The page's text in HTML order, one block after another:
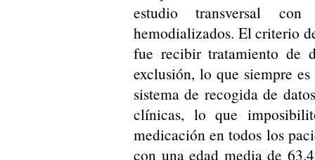
estudio transversal
hemodializados. El criterio
fue recibir tratamiento de
exclusión, lo que siempre
sistema de recogida de
clínicas, lo que
medicación en todos los
con una edad media de